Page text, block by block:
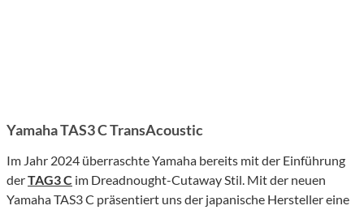
Yamaha TAS3 C TransAcoustic
Im Jahr 2024 überraschte Yamaha bereits mit der Einführung
derTAG3 C im Dreadnought-Cutaway Stil. Mit der neuen
Yamaha TAS3 C präsentiert uns der japanische Hersteller eine